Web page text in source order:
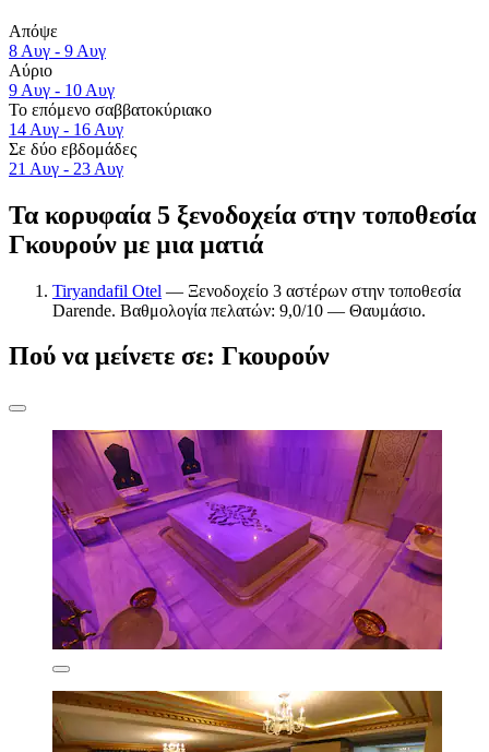
Απόψε
8 Αυγ - 9 Αυγ
Αύριο
9 Αυγ - 10 Αυγ
Το επόμενο σαββατοκύριακο
14 Αυγ - 16 Αυγ
Σε δύο εβδομάδες
21 Αυγ - 23 Αυγ
Τα κορυφαία 5 ξενοδοχεία στην τοποθεσία
Γκουρούν με μια ματιά
Tiryandafil Otel — Ξενοδοχείο 3 αστέρων στην τοποθεσία
Darende. Βαθμολογία πελατών: 9,0/10 — Θαυμάσιο.
Πού να μείνετε σε: Γκουρούν